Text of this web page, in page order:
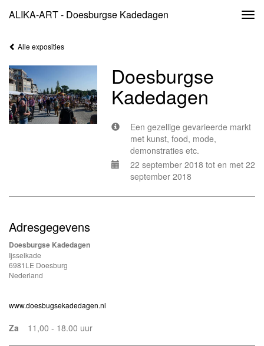
ALIKA-ART - Doesburgse Kadedagen
Alle exposities
Doesburgse
Kadedagen
Een gezellige gevarieerde markt
met kunst, food, mode,
demonstraties etc.
22 september 2018 tot en met 22
september 2018
Adresgegevens
Doesburgse Kadedagen
Ijsselkade
6981LE Doesburg
Nederland
www.doesbugsekadedagen.nl
Za 11,00 - 18.00 uur